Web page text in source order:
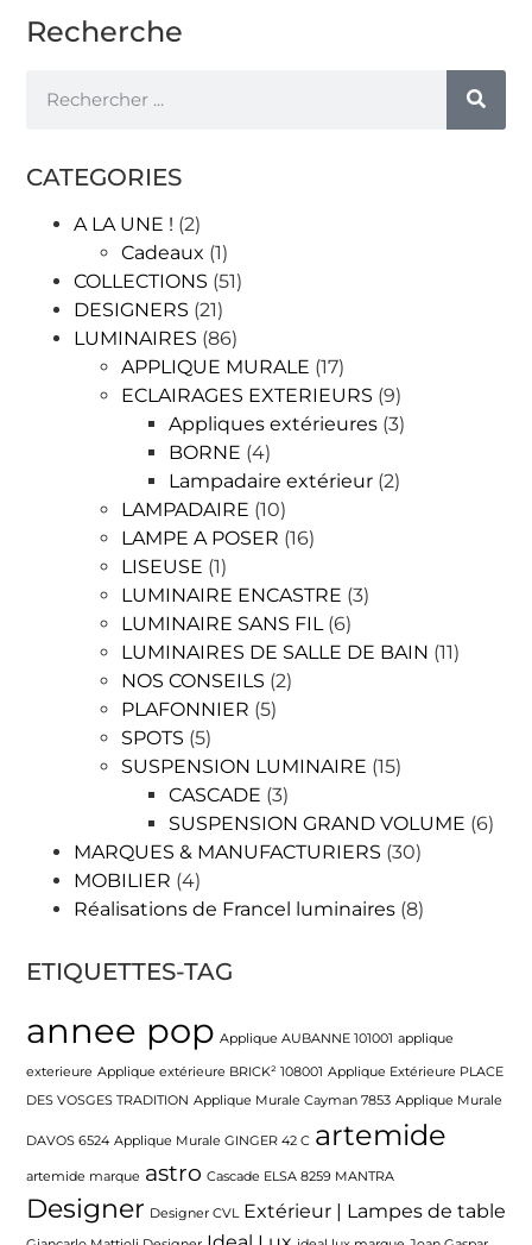
Recherche
CATEGORIES
A LA UNE ! (2)
Cadeaux (1)
COLLECTIONS (51)
DESIGNERS (21)
LUMINAIRES (86)
APPLIQUE MURALE (17)
ECLAIRAGES EXTERIEURS (9)
Appliques extérieures (3)
BORNE (4)
Lampadaire extérieur (2)
LAMPADAIRE (10)
LAMPE A POSER (16)
LISEUSE (1)
LUMINAIRE ENCASTRE (3)
LUMINAIRE SANS FIL (6)
LUMINAIRES DE SALLE DE BAIN (11)
NOS CONSEILS (2)
PLAFONNIER (5)
SPOTS (5)
SUSPENSION LUMINAIRE (15)
CASCADE (3)
SUSPENSION GRAND VOLUME (6)
MARQUES & MANUFACTURIERS (30)
MOBILIER (4)
Réalisations de Francel luminaires (8)
ETIQUETTES-TAG
annee pop Applique AUBANNE 101001 applique
exterieure Applique extérieure BRICK² 108001 Applique Extérieure PLACE
DES VOSGES TRADITION Applique Murale Cayman 7853 Applique Murale
DAVOS 6524 Applique Murale GINGER 42 C artemide
artemide marque astro Cascade ELSA 8259 MANTRA
Designer Designer CVL Extérieur | Lampes de table